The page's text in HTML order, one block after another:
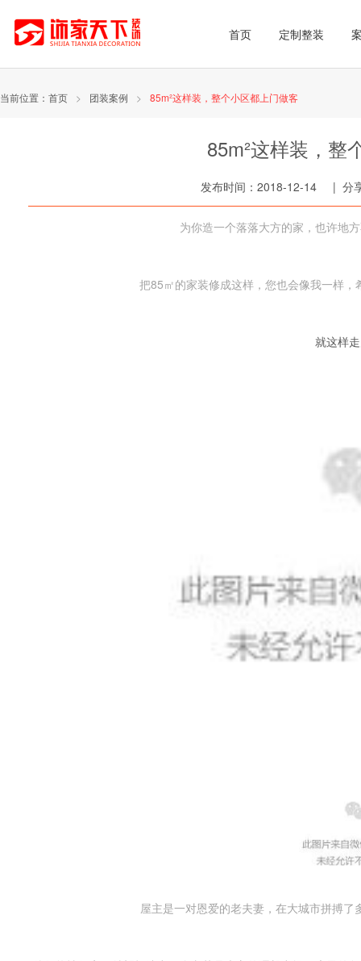
首页 定制整装
当前位置： 首页 > 团装案例 > 85m²这样装，整个小区都上门做客
85m²这样装，整
发布时间：2018-12-14 | 分
为你造一个落落大方的家，也许地
把85㎡的家装修成这样，您也会像我一样
就这样
屋主是一对恩爱的老夫妻，在大城市拼搏